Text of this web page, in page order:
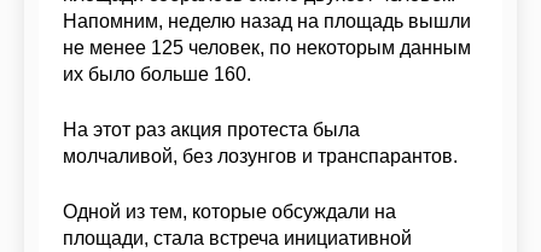
Напомним, неделю назад на площадь вышли
не менее 125 человек, по некоторым данным
их было больше 160.
На этот раз акция протеста была
молчаливой, без лозунгов и транспарантов.
Одной из тем, которые обсуждали на
площади, стала встреча инициативной